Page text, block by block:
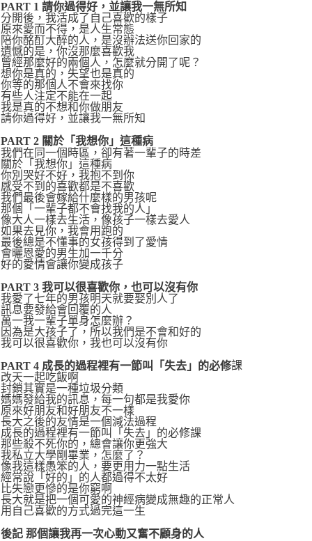
PART 1 請你過得好，並讓我一無所知
分開後，我活成了自己喜歡的樣子
原來愛而不得，是人生常態
陪你酩酊大醉的人，是沒辦法送你回家的
遺憾的是，你沒那麼喜歡我
曾經那麼好的兩個人，怎麼就分開了呢？
想你是真的，失望也是真的
你等的那個人不會來找你
有些人注定不能在一起
我是真的不想和你做朋友
請你過得好，並讓我一無所知
PART 2 關於「我想你」這種病
我們在同一個時區，卻有著一輩子的時差
關於「我想你」這種病
你別哭好不好，我抱不到你
感受不到的喜歡都是不喜歡
我們最後會嫁給什麼樣的男孩呢
那個「一輩子都不會找我的人」
像大人一樣去生活，像孩子一樣去愛人
如果去見你，我會用跑的
最後總是不懂事的女孩得到了愛情
會曬恩愛的男生加一千分
好的愛情會讓你變成孩子
PART 3 我可以很喜歡你，也可以沒有你
我愛了七年的男孩明天就要娶別人了
訊息要發給會回覆的人
萬一我一輩子單身怎麼辦？
因為是大孩子了，所以我們是不會和好的
我可以很喜歡你，我也可以沒有你
PART 4 成長的過程裡有一節叫「失去」的必修課
改天一起吃飯啊
封鎖其實是一種垃圾分類
媽媽發給我的訊息，每一句都是我愛你
原來好朋友和好朋友不一樣
長大之後的友情是一個減法過程
成長的過程裡有一節叫「失去」的必修課
那些殺不死你的，總會讓你更強大
我私立大學剛畢業，怎麼了？
像我這樣愚笨的人，要更用力一點生活
經常說「好的」的人都過得不太好
比失戀更慘的是你窮啊
長大就是把一個可愛的神經病變成無趣的正常人
用自己喜歡的方式過完這一生
後記 那個讓我再一次心動又奮不顧身的人